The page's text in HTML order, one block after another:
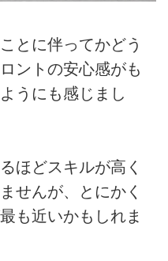
とに伴ってかどう
ントの安心感がも
うにも感じまし
ほどスキルが高く
せんが、とにかく
も近いかもしれま